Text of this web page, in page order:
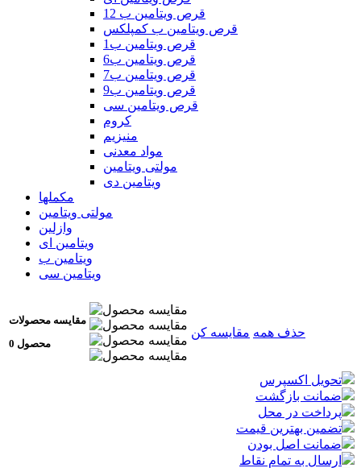
قرص ویتامین ب 12
قرص ویتامین ب کمپلکس
قرص ویتامین ب1
قرص ویتامین ب6
قرص ویتامین ب7
قرص ویتامین ب9
قرص ویتامین سی
کروم
منیزیم
مواد معدنی
مولتی ویتامین
ویتامین دی
مکملها
مولتی ویتامین
وازلین
ویتامین ای
ویتامین ب
ویتامین سی
مقایسه محصولات
0 محصول
حذف همه مقایسه کن
تحویل اکسپرس
ضمانت بازگشت
پرداخت در محل
تضمین بهترین قیمت
ضمانت اصل بودن
ارسال به تمام نقاط